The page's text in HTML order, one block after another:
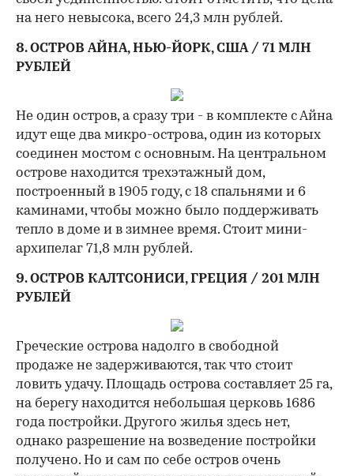
на него невысока, всего 24,3 млн рублей.
8. ОСТРОВ АЙНА, НЬЮ-ЙОРК, США / 71 МЛН
РУБЛЕЙ
Не один остров, а сразу три - в комплекте с Айна
идут еще два микро-острова, один из которых
соединен мостом с основным. На центральном
острове находится трехэтажный дом,
построенный в 1905 году, с 18 спальнями и 6
каминами, чтобы можно было поддерживать
тепло в доме и в зимнее время. Стоит мини-
архипелаг 71,8 млн рублей.
9. ОСТРОВ КАЛТСОНИСИ, ГРЕЦИЯ / 201 МЛН
РУБЛЕЙ
Греческие острова надолго в свободной
продаже не задерживаются, так что стоит
ловить удачу. Площадь острова составляет 25 га,
на берегу находится небольшая церковь 1686
года постройки. Другого жилья здесь нет,
однако разрешение на возведение постройки
получено. Но и сам по себе остров очень